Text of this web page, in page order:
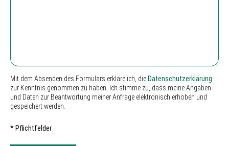
Mit dem Absenden des Formulars erkläre ich, die Datenschutzerklärung
zur Kenntnis genommen zu haben. Ich stimme zu, dass meine Angaben
und Daten zur Beantwortung meiner Anfrage elektronisch erhoben und
gespeichert werden.
* Pflichtfelder